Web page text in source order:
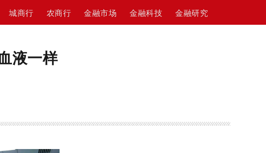
城商行 农商行 金融市场 金融科技 金融研究
液一样